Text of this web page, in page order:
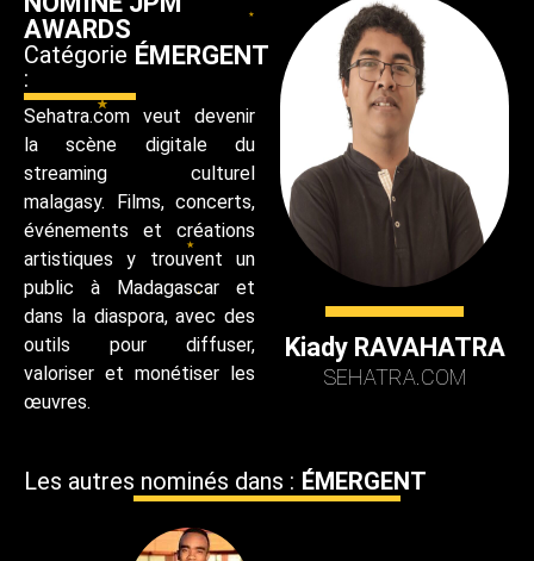
AWARDS
Catégorie
:
ÉMERGENT
Sehatra.com veut devenir
la scène digitale du
streaming culturel
malagasy. Films, concerts,
événements et créations
artistiques y trouvent un
public à Madagascar et
dans la diaspora, avec des
outils pour diffuser,
valoriser et monétiser les
œuvres.
Kiady RAVAHATRA
SEHATRA.COM
Les autres nominés dans : ÉMERGENT